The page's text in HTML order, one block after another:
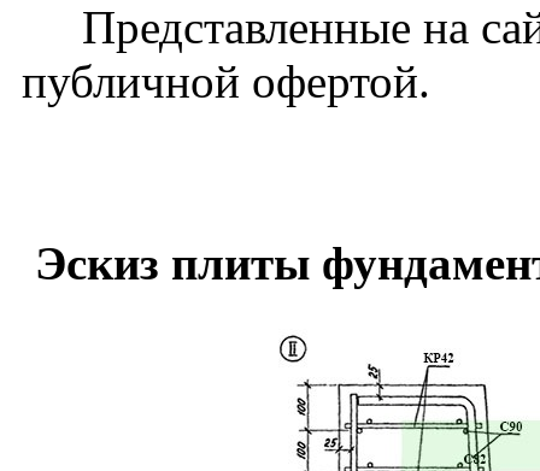
Представленные на
публичной офертой.
Эскиз плиты